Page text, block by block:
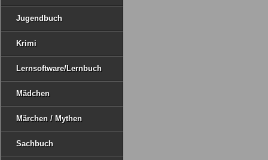
Jugendbuch
Krimi
Lernsoftware/Lernbuch
Mädchen
Märchen / Mythen
Sachbuch